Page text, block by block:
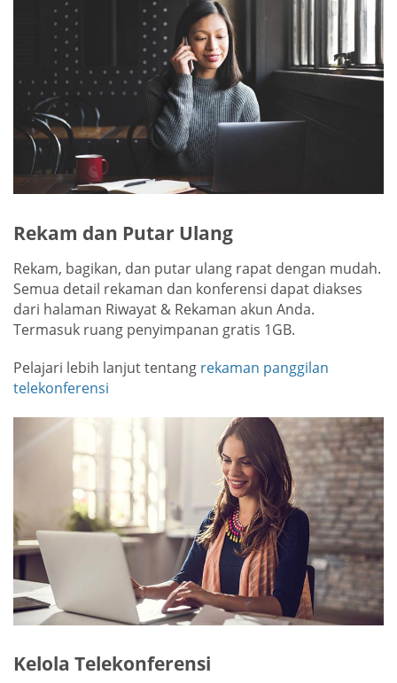
Rekam dan Putar Ulang
Rekam, bagikan, dan putar ulang rapat dengan mudah.
Semua detail rekaman dan konferensi dapat diakses
dari halaman Riwayat & Rekaman akun Anda.
Termasuk ruang penyimpanan gratis 1GB.
Pelajari lebih lanjut tentang rekaman panggilan
telekonferensi
Kelola Telekonferensi